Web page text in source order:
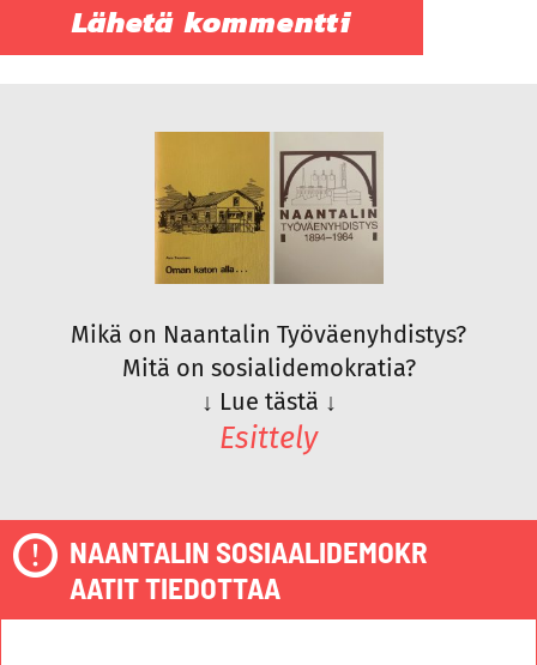
Mikä on Naantalin Työväenyhdistys?
Mitä on sosialidemokratia?
↓ Lue tästä ↓
Esittely
NAANTALIN SOSIAALIDEMOKR
AATIT TIEDOTTAA